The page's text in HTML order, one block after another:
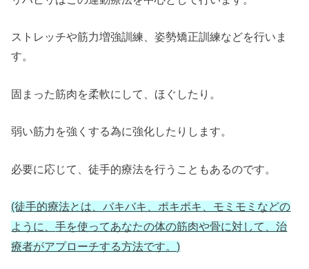
ストレッチや筋力増強訓練、姿勢矯正訓練などを行いま
す。
固まった筋肉を柔軟にして、ほぐしたり。
弱い筋力を強くする為に強化したりします。
必要に応じて、徒手的療法を行うこともあるのです。
(徒手的療法とは、バキバキ、ポキポキ、モミモミなどの
ように、手を使ってあなたの体の筋肉や骨に対して、治
療者がアプローチする方法です。)